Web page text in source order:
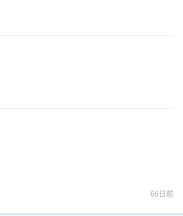
66日前